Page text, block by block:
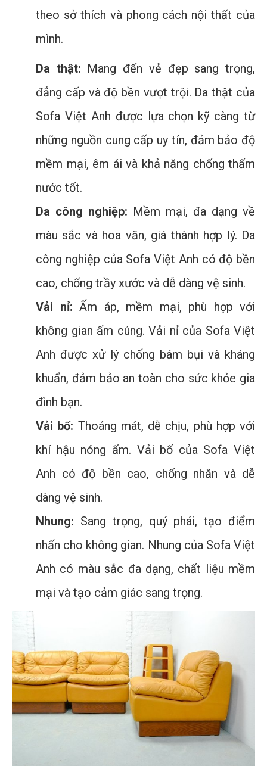
theo sở thích và phong cách nội thất của
mình.
Da thật: Mang đến vẻ đẹp sang trọng,
đẳng cấp và độ bền vượt trội. Da thật của
Sofa Việt Anh được lựa chọn kỹ càng từ
những nguồn cung cấp uy tín, đảm bảo độ
mềm mại, êm ái và khả năng chống thấm
nước tốt.
Da công nghiệp: Mềm mại, đa dạng về
màu sắc và hoa văn, giá thành hợp lý. Da
công nghiệp của Sofa Việt Anh có độ bền
cao, chống trầy xước và dễ dàng vệ sinh.
Vải nỉ: Ấm áp, mềm mại, phù hợp với
không gian ấm cúng. Vải nỉ của Sofa Việt
Anh được xử lý chống bám bụi và kháng
khuẩn, đảm bảo an toàn cho sức khỏe gia
đình bạn.
Vải bố: Thoáng mát, dễ chịu, phù hợp với
khí hậu nóng ẩm. Vải bố của Sofa Việt
Anh có độ bền cao, chống nhăn và dễ
dàng vệ sinh.
Nhung: Sang trọng, quý phái, tạo điểm
nhấn cho không gian. Nhung của Sofa Việt
Anh có màu sắc đa dạng, chất liệu mềm
mại và tạo cảm giác sang trọng.